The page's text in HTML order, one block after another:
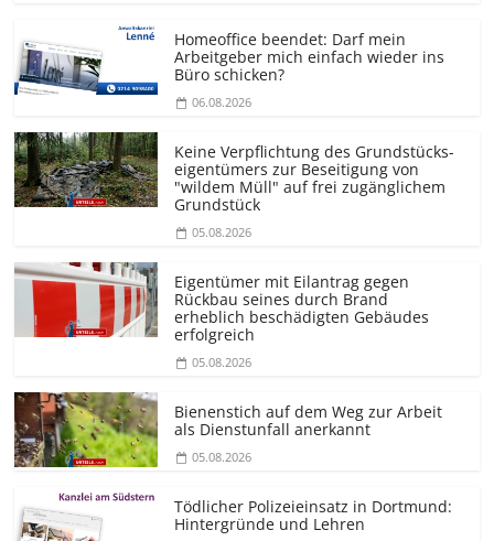
Homeoffice beendet: Darf mein
Arbeitgeber mich einfach wieder ins
Büro schicken?
06.08.2026
Keine Verpflichtung des Grundstücks­
eigentümers zur Beseitigung von
"wildem Müll" auf frei zugänglichem
Grundstück
05.08.2026
Eigentümer mit Eilantrag gegen
Rückbau seines durch Brand
erheblich beschädigten Gebäudes
erfolgreich
05.08.2026
Bienenstich auf dem Weg zur Arbeit
als Dienstunfall anerkannt
05.08.2026
Tödlicher Polizeieinsatz in Dortmund:
Hintergründe und Lehren